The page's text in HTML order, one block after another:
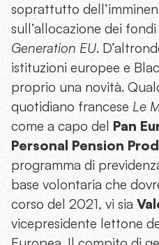
soprattutto
sull’allocazione dei
Generation EU.
istituzioni europee e
proprio una novità.
quotidiano francese Le
come a capo del Pan
Personal Pension
programma di
base volontaria che
corso del 2021, vi sia
vicepresidente lettone